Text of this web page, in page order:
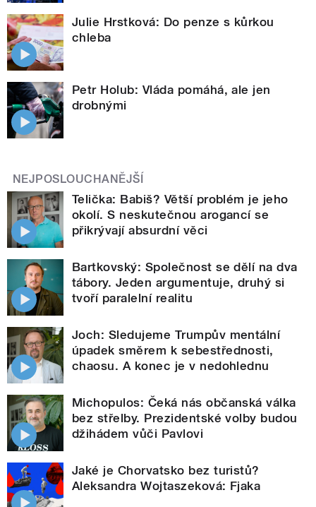
Julie Hrstková: Do penze s kůrkou
chleba
Petr Holub: Vláda pomáhá, ale jen
drobnými
NEJPOSLOUCHANĚJŠÍ
Telička: Babiš? Větší problém je jeho
okolí. S neskutečnou arogancí se
přikrývají absurdní věci
Bartkovský: Společnost se dělí na dva
tábory. Jeden argumentuje, druhý si
tvoří paralelní realitu
Joch: Sledujeme Trumpův mentální
úpadek směrem k sebestřednosti,
chaosu. A konec je v nedohlednu
Michopulos: Čeká nás občanská válka
bez střelby. Prezidentské volby budou
džihádem vůči Pavlovi
Jaké je Chorvatsko bez turistů?
Aleksandra Wojtaszeková: Fjaka